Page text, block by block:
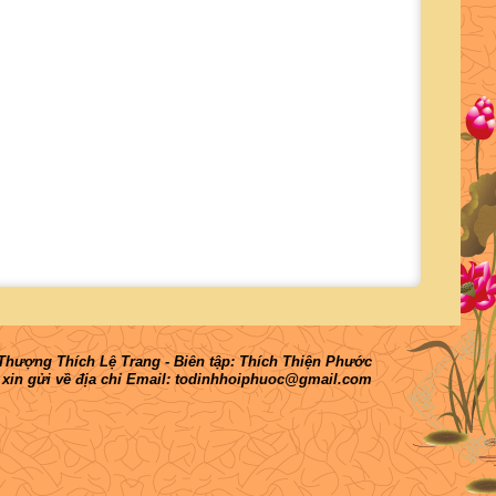
Thích Lệ Trang - Biên tập: Thích Thiện Phước
gửi về địa chỉ Email: todinhhoiphuoc@gmail.com